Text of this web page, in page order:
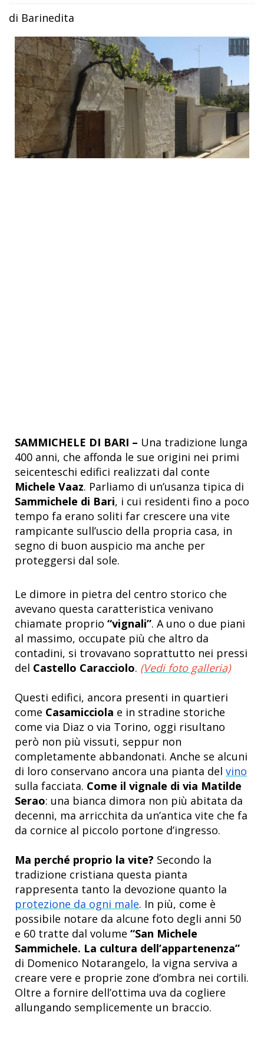
di Barinedita
SAMMICHELE DI BARI – Una tradizione lunga
400 anni, che affonda le sue origini nei primi
seicenteschi edifici realizzati dal conte
Michele Vaaz. Parliamo di un’usanza tipica di
Sammichele di Bari, i cui residenti fino a poco
tempo fa erano soliti far crescere una vite
rampicante sull’uscio della propria casa, in
segno di buon auspicio ma anche per
proteggersi dal sole.
Le dimore in pietra del centro storico che
avevano questa caratteristica venivano
chiamate proprio “vignali”. A uno o due piani
al massimo, occupate più che altro da
contadini, si trovavano soprattutto nei pressi
del Castello Caracciolo. (Vedi foto galleria)
Questi edifici, ancora presenti in quartieri
come Casamicciola e in stradine storiche
come via Diaz o via Torino, oggi risultano
però non più vissuti, seppur non
completamente abbandonati. Anche se alcuni
di loro conservano ancora una pianta del vino
sulla facciata. Come il vignale di via Matilde
Serao: una bianca dimora non più abitata da
decenni, ma arricchita da un’antica vite che fa
da cornice al piccolo portone d’ingresso.
Ma perché proprio la vite? Secondo la
tradizione cristiana questa pianta
rappresenta tanto la devozione quanto la
protezione da ogni male. In più, come è
possibile notare da alcune foto degli anni 50
e 60 tratte dal volume “San Michele
Sammichele. La cultura dell’appartenenza”
di Domenico Notarangelo, la vigna serviva a
creare vere e proprie zone d’ombra nei cortili.
Oltre a fornire dell’ottima uva da cogliere
allungando semplicemente un braccio.